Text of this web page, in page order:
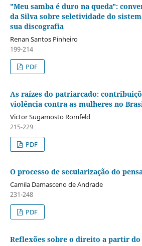
"Meu samba é duro na queda":
da Silva sobre seletividade do
sua discografia
Renan Santos Pinheiro
199-214
PDF
As raízes do patriarcado:
violência contra as mulheres no
Victor Sugamosto Romfeld
215-229
PDF
O processo de secularização do
Camila Damasceno de Andrade
231-248
PDF
Reflexões sobre o direito a partir do